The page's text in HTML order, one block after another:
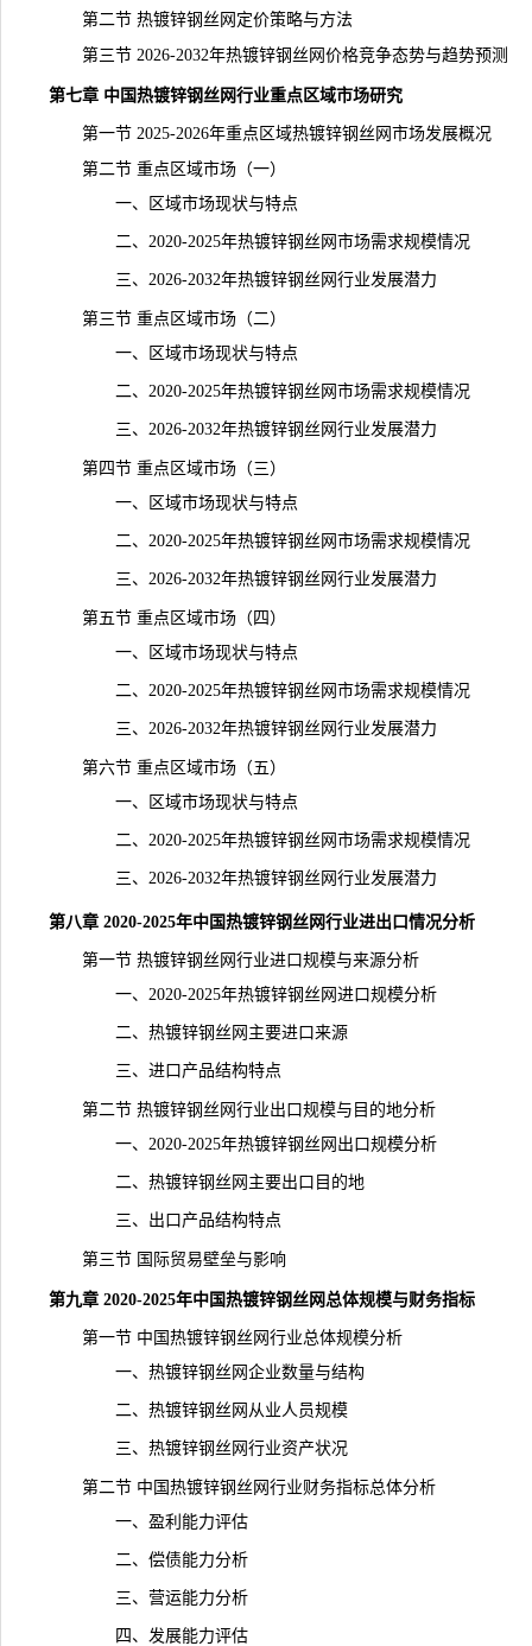
第二节 热镀锌钢丝网定价策略与方法
第三节 2026-2032年热镀锌钢丝网价格竞争态势与趋势预测
第七章 中国热镀锌钢丝网行业重点区域市场研究
第一节 2025-2026年重点区域热镀锌钢丝网市场发展概况
第二节 重点区域市场（一）
一、区域市场现状与特点
二、2020-2025年热镀锌钢丝网市场需求规模情况
三、2026-2032年热镀锌钢丝网行业发展潜力
第三节 重点区域市场（二）
一、区域市场现状与特点
二、2020-2025年热镀锌钢丝网市场需求规模情况
三、2026-2032年热镀锌钢丝网行业发展潜力
第四节 重点区域市场（三）
一、区域市场现状与特点
二、2020-2025年热镀锌钢丝网市场需求规模情况
三、2026-2032年热镀锌钢丝网行业发展潜力
第五节 重点区域市场（四）
一、区域市场现状与特点
二、2020-2025年热镀锌钢丝网市场需求规模情况
三、2026-2032年热镀锌钢丝网行业发展潜力
第六节 重点区域市场（五）
一、区域市场现状与特点
二、2020-2025年热镀锌钢丝网市场需求规模情况
三、2026-2032年热镀锌钢丝网行业发展潜力
第八章 2020-2025年中国热镀锌钢丝网行业进出口情况分析
第一节 热镀锌钢丝网行业进口规模与来源分析
一、2020-2025年热镀锌钢丝网进口规模分析
二、热镀锌钢丝网主要进口来源
三、进口产品结构特点
第二节 热镀锌钢丝网行业出口规模与目的地分析
一、2020-2025年热镀锌钢丝网出口规模分析
二、热镀锌钢丝网主要出口目的地
三、出口产品结构特点
第三节 国际贸易壁垒与影响
第九章 2020-2025年中国热镀锌钢丝网总体规模与财务指标
第一节 中国热镀锌钢丝网行业总体规模分析
一、热镀锌钢丝网企业数量与结构
二、热镀锌钢丝网从业人员规模
三、热镀锌钢丝网行业资产状况
第二节 中国热镀锌钢丝网行业财务指标总体分析
一、盈利能力评估
二、偿债能力分析
三、营运能力分析
四、发展能力评估